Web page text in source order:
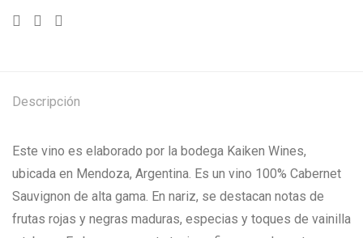
Descripción
Este vino es elaborado por la bodega Kaiken Wines,
ubicada en Mendoza, Argentina. Es un vino 100% Cabernet
Sauvignon de alta gama. En nariz, se destacan notas de
frutas rojas y negras maduras, especias y toques de vainilla